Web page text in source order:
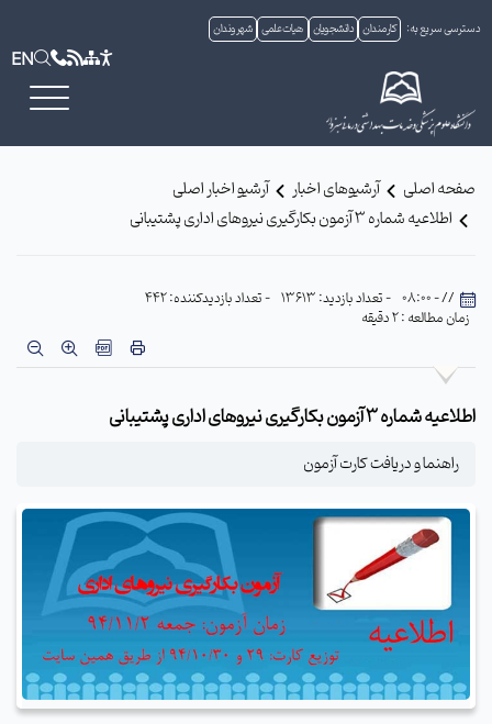
دسترسی سریع به: کارمندان دانشجویان هیات علمی شهروندان
EN
صفحه اصلی آرشیوهای اخبار
آرشیو اخبار اصلی
اطلاعیه شماره 3 آزمون بکارگیری نیروهای اداری پشتیبانی
// - 08:00 - تعداد بازدید: 13613
- تعداد بازدیدکننده: 442
زمان مطالعه : 2 دقیقه
اطلاعیه شماره 3 آزمون بکارگیری نیروهای اداری پشتیبانی
راهنما و دریافت کارت آزمون